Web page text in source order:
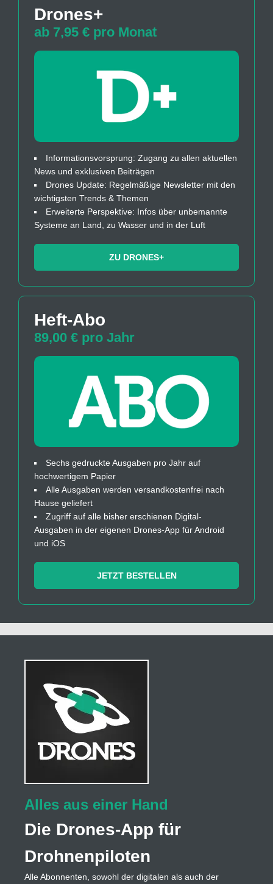
Drones+
ab 7,95 € pro Monat
Informationsvorsprung: Zugang zu allen aktuellen
News und exklusiven Beiträgen
Drones Update: Regelmäßige Newsletter mit den
wichtigsten Trends & Themen
Erweiterte Perspektive: Infos über unbemannte
Systeme an Land, zu Wasser und in der Luft
ZU DRONES+
Heft-Abo
89,00 € pro Jahr
Sechs gedruckte Ausgaben pro Jahr auf
hochwertigem Papier
Alle Ausgaben werden versandkostenfrei nach
Hause geliefert
Zugriff auf alle bisher erschienen Digital-
Ausgaben in der eigenen Drones-App für Android
und iOS
JETZT BESTELLEN
Alles aus einer Hand
Die Drones-App für
Drohnenpiloten
Alle Abonnenten, sowohl der digitalen als auch der